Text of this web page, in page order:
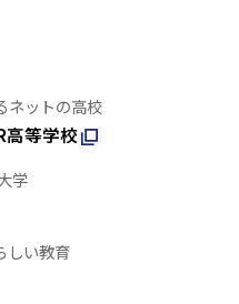
ネットの高校
高等学校
学
しい教育